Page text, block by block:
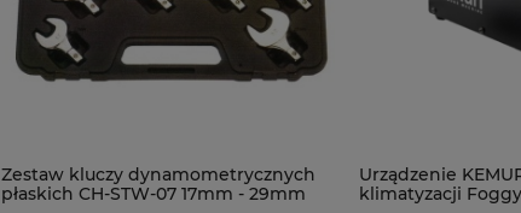
Zestaw kluczy dynamometrycznych
płaskich CH-STW-07 17mm - 29mm
Urządzenie
klimatyzacji